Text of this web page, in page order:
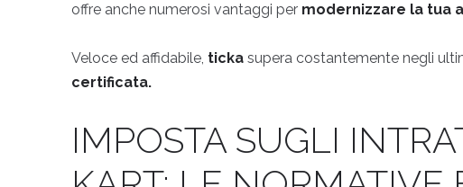
offre anche numerosi vantaggi per modernizzare la tua
Veloce ed affidabile, ticka supera costantemente negli
certificata.
IMPOSTA SUGLI